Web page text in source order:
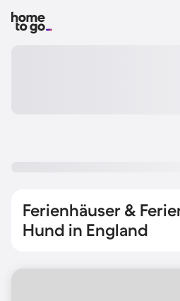
Ferienhäuser &
Hund in England